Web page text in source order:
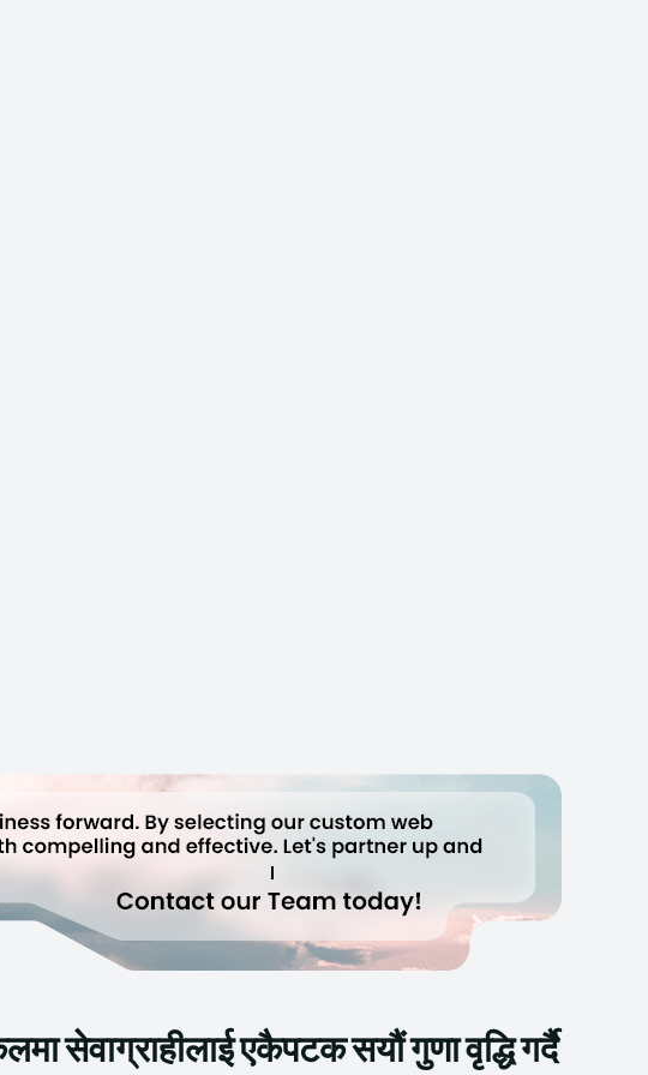
सेवाग्राहीलाई एकैपटक सयौं गुणा वृद्धि गर्दै